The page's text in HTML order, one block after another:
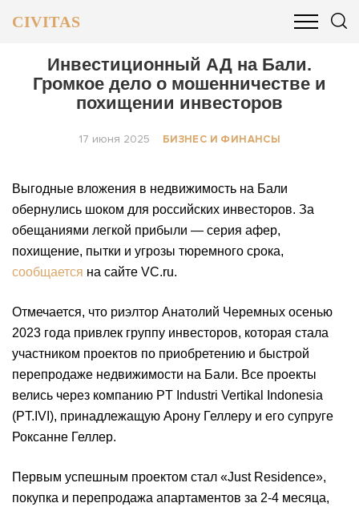
CIVITAS
ОБЩЕСТВО БИЗНЕС И ФИНАНСЫ
Инвестиционный АД на Бали.
Громкое дело о мошенничестве и
похищении инвесторов
17 июня 2025 БИЗНЕС И ФИНАНСЫ
Выгодные вложения в недвижимость на Бали
обернулись шоком для российских инвесторов. За
обещаниями легкой прибыли — серия афер,
похищение, пытки и угрозы тюремного срока,
сообщается на сайте VC.ru.
Отмечается, что риэлтор Анатолий Черемных осенью
2023 года привлек группу инвесторов, которая стала
участником проектов по приобретению и быстрой
перепродаже недвижимости на Бали. Все проекты
велись через компанию PT Industri Vertikal Indonesia
(PT.IVI), принадлежащую Арону Геллеру и его супруге
Роксанне Геллер.
Первым успешным проектом стал «Just Residence»,
покупка и перепродажа апартаментов за 2-4 месяца,